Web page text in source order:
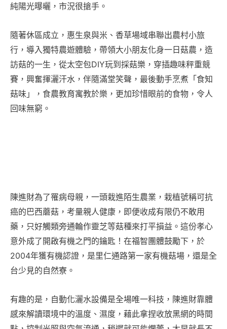
純陽光曝曬，市況很搶手。
隨著休區成立，惠生泉與米、香草場域串聯出農村小旅
行，導入獨特農遊體驗，帶領大小朋友化身一日菇農，造
訪菇的一生，從太空包DIY玩到採菇樂，穿插趣味秤重競
賽，興奮揮灑汗水，伴隨滿堂笑聲，最後動手烹煮「食知
菇味」，食農教育寓教於樂，更加珍惜眼前的食物，令人
回味無窮。
陳進財為了罹病母親，一頭栽進陌生農業，栽植號稱可抗
癌的巴西蘑菇，考量親人健康，即便收成有限仍不敢用
藥，只好觸類旁通輪作靈芝等菇種來打平損益。這份孝心
意外成了開啟有機之門的鑰匙！在福智團體鼓勵下，於
2004年獲有機認證，是里仁通路第一家有機菇場，還是全
台少見的自然寮。
有趣的是，自動化灑水設備是全場唯一科技，陳進財靠體
感來解讀環境中的溫度、濕度，藉此拿捏收放黑網的時間